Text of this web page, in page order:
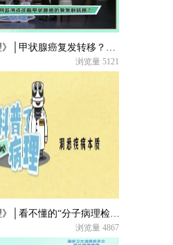
《科普了，病理》│甲状腺癌复发转移？病理才是判断 “瘤品”的“火眼金睛”
浏览量 5121
《科普了，病理》│看不懂的“分子病理检测”什么来头？
浏览量 4867